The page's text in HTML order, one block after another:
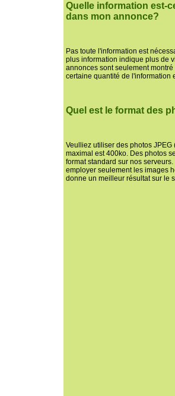
Quelle information est-
dans mon annonce?
Pas toute l'information est
plus information indique plus de
annonces sont seulement
certaine quantité de l'information
Quel est le format des
Veulliez utiliser des photos JPEG
maximal est 400ko. Des photos
format standard sur nos
employer seulement les images
donne un meilleur résultat sur le